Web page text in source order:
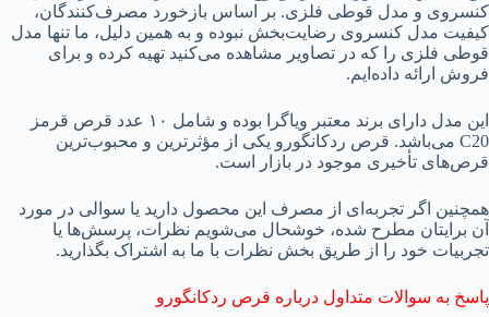
کنسروی و مدل قوطی فلزی. بر اساس بازخورد مصرف‌کنندگان،
کیفیت مدل کنسروی رضایت‌بخش نبوده و به همین دلیل، ما تنها مدل
قوطی فلزی را که در تصاویر مشاهده می‌کنید تهیه کرده و برای
فروش ارائه داده‌ایم.
این مدل دارای برند معتبر ویاگرا بوده و شامل ۱۰ عدد قرص قرمز
C20 می‌باشد. قرص ردکانگورو یکی از مؤثرترین و محبوب‌ترین
قرص‌های تأخیری موجود در بازار است.
همچنین اگر تجربه‌ای از مصرف این محصول دارید یا سوالی در مورد
آن برایتان مطرح شده، خوشحال می‌شویم نظرات، پرسش‌ها یا
تجربیات خود را از طریق بخش نظرات با ما به اشتراک بگذارید.
پاسخ به سوالات متداول درباره قرص ردکانگورو